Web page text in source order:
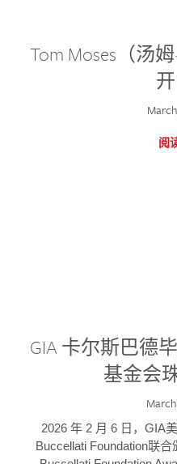
Tom Moses（汤
阅
GIA 卡尔斯巴德
基金会
2026 年 2 月 6 日，GIA
Buccellati Foundation联